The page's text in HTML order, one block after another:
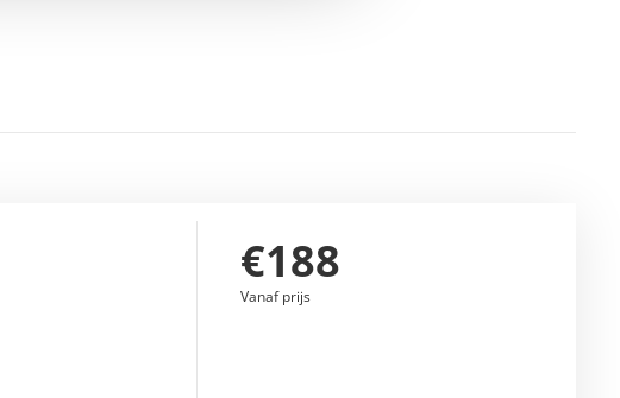
€188
Vanaf prijs